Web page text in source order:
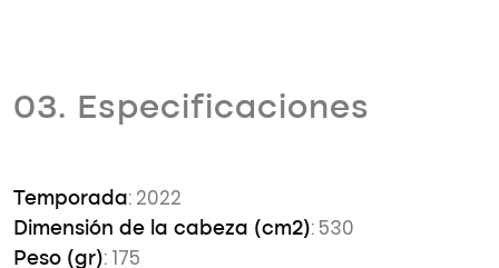
03. Especificaciones
Temporada: 2022
Dimensión de la cabeza (cm2): 530
Peso (gr): 175